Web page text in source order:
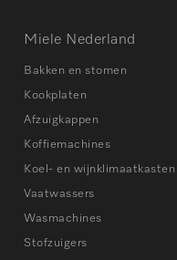
Miele Nederland
Bakken en stomen
Kookplaten
Afzuigkappen
Koffiemachines
Koel- en wijnklimaatkasten
Vaatwassers
Wasmachines
Stofzuigers